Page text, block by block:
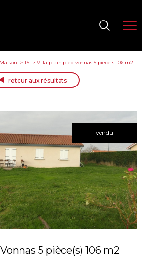
Maison T5 Villa plain pied vonnas 5 piece s 106 m2
retour aux résultats
vendu
5 pièce(s) 106 m2